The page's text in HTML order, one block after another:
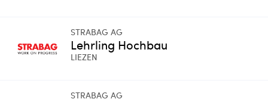
STRABAG AG
Lehrling Hochbau
LIEZEN
STRABAG AG